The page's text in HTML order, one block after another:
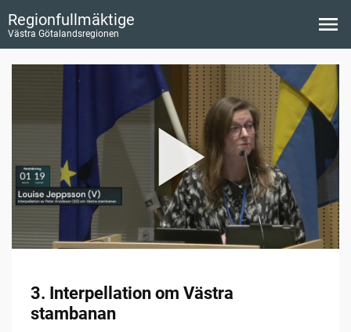
Regionfullmäktige
Västra Götalandsregionen
3. Interpellation om Västra
stambanan